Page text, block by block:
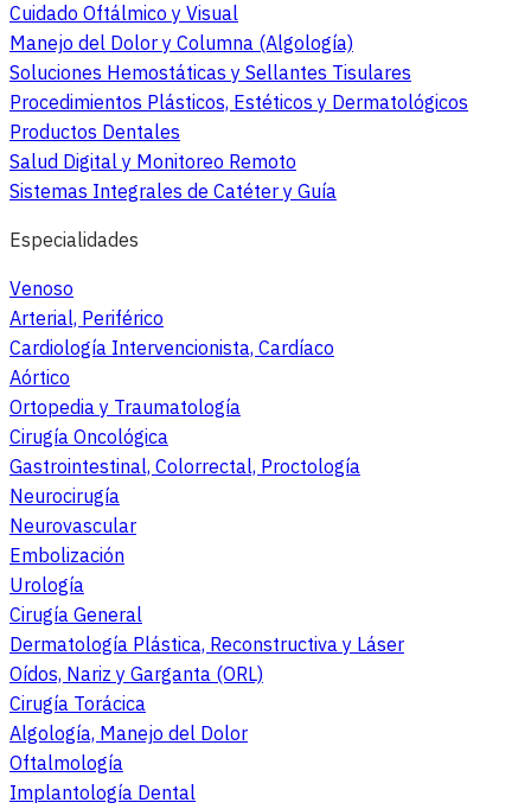
Cuidado Oftálmico y Visual
Manejo del Dolor y Columna (Algología)
Soluciones Hemostáticas y Sellantes Tisulares
Procedimientos Plásticos, Estéticos y Dermatológicos
Productos Dentales
Salud Digital y Monitoreo Remoto
Sistemas Integrales de Catéter y Guía
Especialidades
Venoso
Arterial, Periférico
Cardiología Intervencionista, Cardíaco
Aórtico
Ortopedia y Traumatología
Cirugía Oncológica
Gastrointestinal, Colorrectal, Proctología
Neurocirugía
Neurovascular
Embolización
Urología
Cirugía General
Dermatología Plástica, Reconstructiva y Láser
Oídos, Nariz y Garganta (ORL)
Cirugía Torácica
Algología, Manejo del Dolor
Oftalmología
Implantología Dental